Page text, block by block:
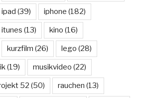
ipad (39) iphone (182)
itunes (13) kino (16)
kurzfilm (26) lego (28)
(19) musikvideo (22)
52 (50) rauchen (13)